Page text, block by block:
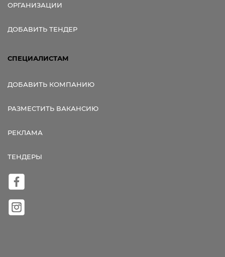
ОРГАНИЗАЦИИ
ДОБАВИТЬ ТЕНДЕР
СПЕЦИАЛИСТАМ
ДОБАВИТЬ КОМПАНИЮ
РАЗМЕСТИТЬ ВАКАНСИЮ
РЕКЛАМА
ТЕНДЕРЫ